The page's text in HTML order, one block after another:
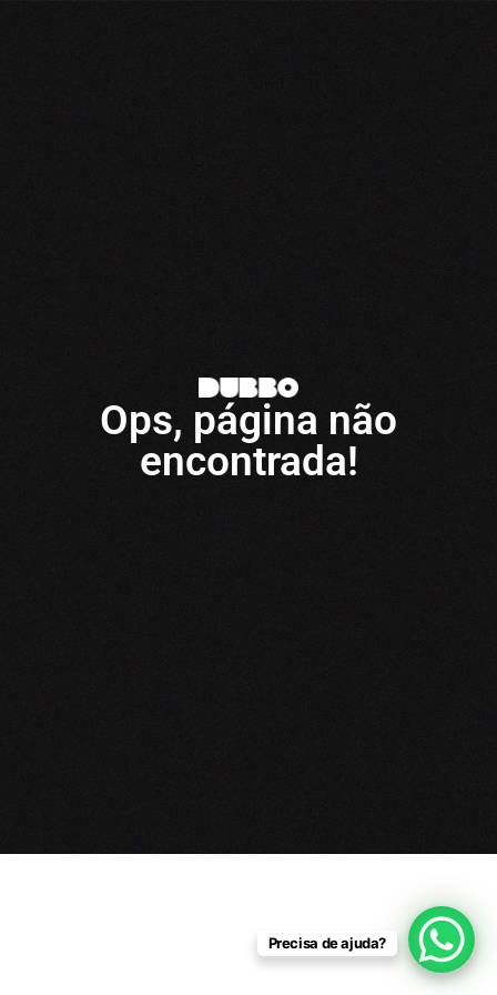
Ops, página não
encontrada!
Precisa de ajuda?